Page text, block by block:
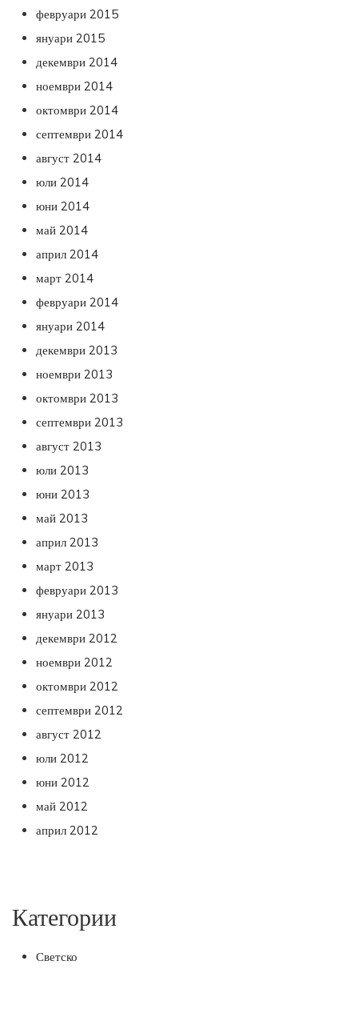
февруари 2015
януари 2015
декември 2014
ноември 2014
октомври 2014
септември 2014
август 2014
юли 2014
юни 2014
май 2014
април 2014
март 2014
февруари 2014
януари 2014
декември 2013
ноември 2013
октомври 2013
септември 2013
август 2013
юли 2013
юни 2013
май 2013
април 2013
март 2013
февруари 2013
януари 2013
декември 2012
ноември 2012
октомври 2012
септември 2012
август 2012
юли 2012
юни 2012
май 2012
април 2012
Категории
Светско